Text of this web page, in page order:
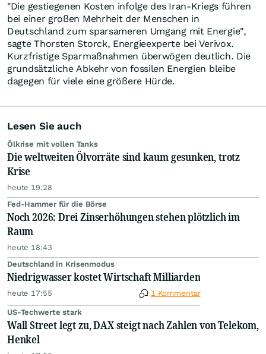
"Die gestiegenen Kosten infolge des Iran-Kriegs führen
bei einer großen Mehrheit der Menschen in
Deutschland zum sparsameren Umgang mit Energie",
sagte Thorsten Storck, Energieexperte bei Verivox.
Kurzfristige Sparmaßnahmen überwögen deutlich. Die
grundsätzliche Abkehr von fossilen Energien bleibe
dagegen für viele eine größere Hürde.
Lesen Sie auch
Ölkrise mit vollen Tanks
Die weltweiten Ölvorräte sind kaum gesunken, trotz
Krise
heute 19:28
Fed-Hammer für die Börse
Noch 2026: Drei Zinserhöhungen stehen plötzlich im
Raum
heute 18:43
Deutschland in Krisenmodus
Niedrigwasser kostet Wirtschaft Milliarden
heute 17:55 1 Kommentar
US-Techwerte stark
Wall Street legt zu, DAX steigt nach Zahlen von Telekom,
Henkel